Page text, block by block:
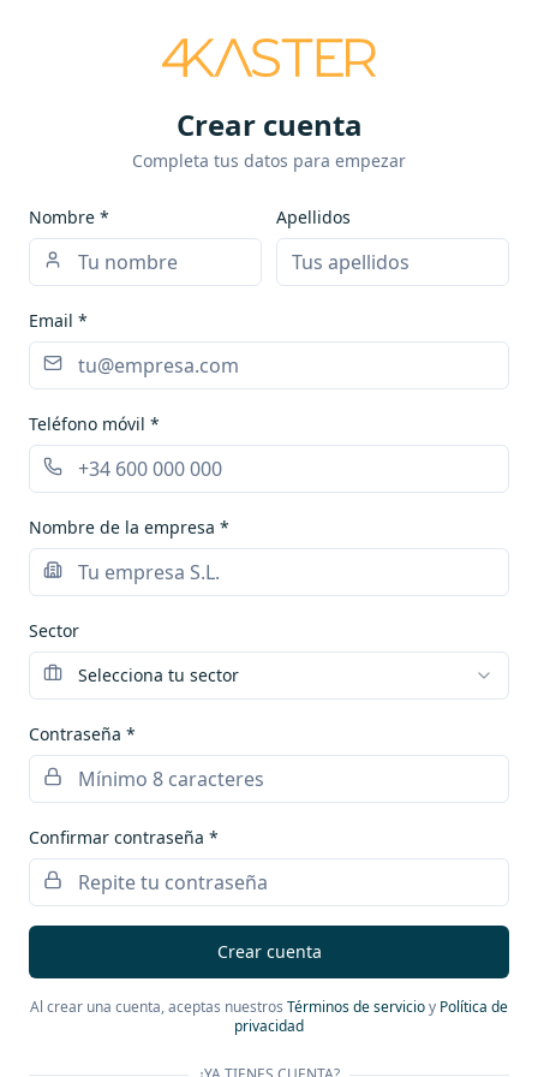
Crear cuenta
Completa tus datos para empezar
Nombre * Apellidos
Email *
Teléfono móvil *
Nombre de la empresa *
Sector
Selecciona tu sector
Contraseña *
Confirmar contraseña *
Crear cuenta
Al crear una cuenta, aceptas nuestros Términos de servicioy Política de
privacidad